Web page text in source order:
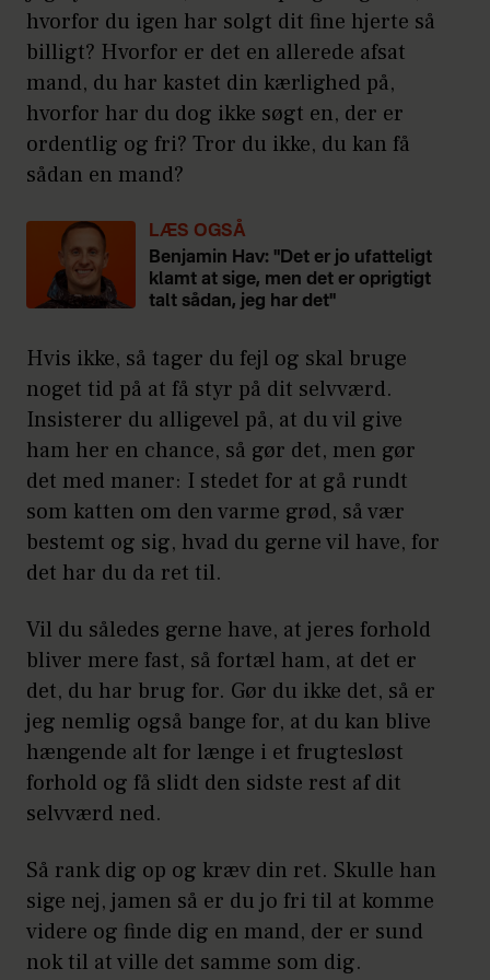
hvorfor du igen har solgt dit fine hjerte så
billigt? Hvorfor er det en allerede afsat
mand, du har kastet din kærlighed på,
hvorfor har du dog ikke søgt en, der er
ordentlig og fri? Tror du ikke, du kan få
sådan en mand?
LÆS OGSÅ
Benjamin Hav: "Det er jo ufatteligt
klamt at sige, men det er oprigtigt
talt sådan, jeg har det"
Hvis ikke, så tager du fejl og skal bruge
noget tid på at få styr på dit selvværd.
Insisterer du alligevel på, at du vil give
ham her en chance, så gør det, men gør
det med maner: I stedet for at gå rundt
som katten om den varme grød, så vær
bestemt og sig, hvad du gerne vil have, for
det har du da ret til.
Vil du således gerne have, at jeres forhold
bliver mere fast, så fortæl ham, at det er
det, du har brug for. Gør du ikke det, så er
jeg nemlig også bange for, at du kan blive
hængende alt for længe i et frugtesløst
forhold og få slidt den sidste rest af dit
selvværd ned.
Så rank dig op og kræv din ret. Skulle han
sige nej, jamen så er du jo fri til at komme
videre og finde dig en mand, der er sund
nok til at ville det samme som dig.